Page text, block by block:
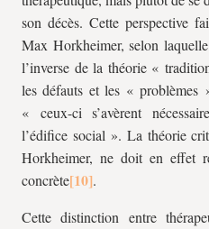
son décès. Cette perspective
Max Horkheimer, selon
l’inverse de la théorie «
les défauts et les «
« ceux-ci s’avèrent
l’édifice social ». La théorie
Horkheimer, ne doit en effet
concrète
.
Cette distinction entre